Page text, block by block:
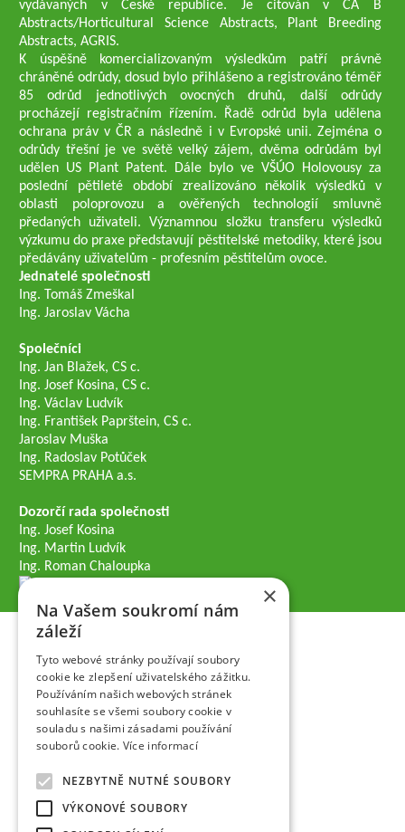
vydávaných v České republice. Je citován v CA B
Abstracts/Horticultural Science Abstracts, Plant Breeding
Abstracts, AGRIS.
K úspěšně komercializovaným výsledkům patří právně
chráněné odrůdy, dosud bylo přihlášeno a registrováno téměř
85 odrůd jednotlivých ovocných druhů, další odrůdy
procházejí registračním řízením. Řadě odrůd byla udělena
ochrana práv v ČR a následně i v Evropské unii. Zejména o
odrůdy třešní je ve světě velký zájem, dvěma odrůdám byl
udělen US Plant Patent. Dále bylo ve VŠÚO Holovousy za
poslední pětileté období zrealizováno několik výsledků v
oblasti poloprovozu a ověřených technologií smluvně
předaných uživateli. Významnou složku transferu výsledků
výzkumu do praxe představují pěstitelské metodiky, které jsou
předávány uživatelům - profesním pěstitelům ovoce.
Jednatelé společnosti
Ing. Tomáš Zmeškal
Ing. Jaroslav Vácha
Společníci
Ing. Jan Blažek, CS c.
Ing. Josef Kosina, CS c.
Ing. Václav Ludvík
Ing. František Paprštein, CS c.
Jaroslav Muška
Ing. Radoslav Potůček
SEMPRA PRAHA a.s.
Dozorčí rada společnosti
Ing. Josef Kosina
Ing. Martin Ludvík
Ing. Roman Chaloupka
×
Na Vašem soukromí nám
záleží
Tyto webové stránky používají soubory
cookie ke zlepšení uživatelského zážitku.
Používáním našich webových stránek
souhlasíte se všemi soubory cookie v
souladu s našimi zásadami používání
souborů cookie. Více informací
NEZBYTNĚ NUTNÉ SOUBORY
VÝKONOVÉ SOUBORY